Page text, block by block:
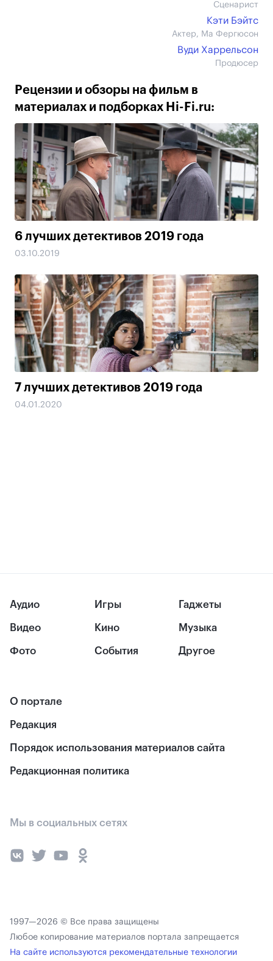
Сценарист
Кэти Бэйтс
Актер, Ма Фергюсон
Вуди Харрельсон
Продюсер
Рецензии и обзоры на фильм в
материалах и подборках Hi-Fi.ru:
6 лучших детективов 2019 года
03.10.2019
7 лучших детективов 2019 года
04.01.2020
Аудио
Видео
Фото
Игры
Кино
События
Гаджеты
Музыка
Другое
О портале
Редакция
Порядок использования материалов сайта
Редакционная политика
Мы в социальных сетях
1997—2026 © Все права защищены
Любое копирование материалов портала запрещается
На сайте используются рекомендательные технологии